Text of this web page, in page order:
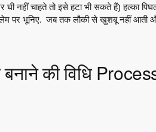
घी नहीं चाहते तो इसे हटा भी सकते हैं) हल्का
पर भूनिए. जब तक लौकी से खुशबू नहीं आती
बनाने की विधि